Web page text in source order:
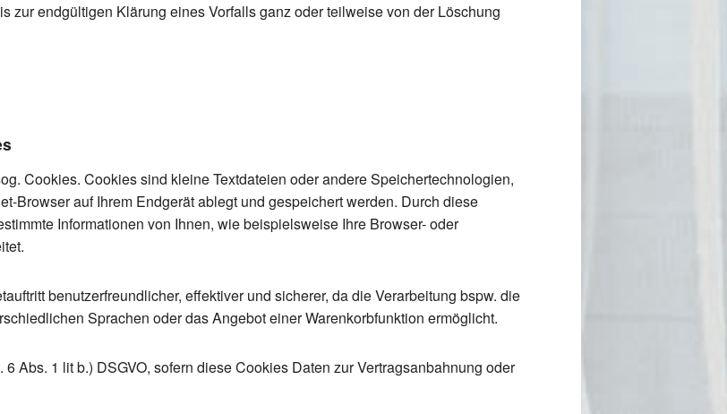
zur endgültigen Klärung eines Vorfalls ganz oder teilweise von der Löschung
Cookies. Cookies sind kleine Textdateien oder andere Speichertechnologien,
Browser auf Ihrem Endgerät ablegt und gespeichert werden. Durch diese
Informationen von Ihnen, wie beispielsweise Ihre Browser- oder
benutzerfreundlicher, effektiver und sicherer, da die Verarbeitung bspw. die
Sprachen oder das Angebot einer Warenkorbfunktion ermöglicht.
Abs. 1 lit b.) DSGVO, sofern diese Cookies Daten zur Vertragsanbahnung oder